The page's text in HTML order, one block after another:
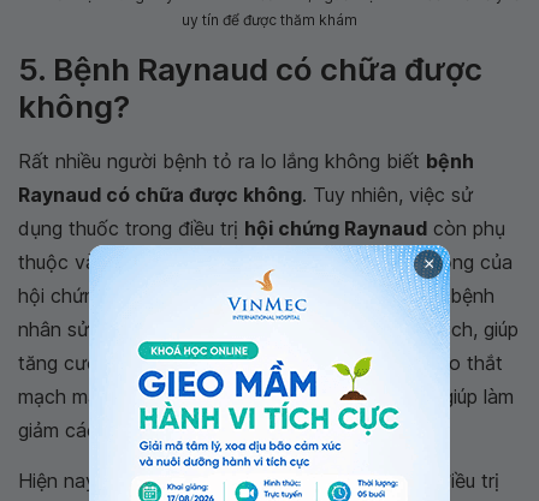
uy tín để được thăm khám
5. Bệnh Raynaud có chữa được
không?
Rất nhiều người bệnh tỏ ra lo lắng không biết bệnh
Raynaud có chữa được không. Tuy nhiên, việc sử
dụng thuốc trong điều trị hội chứng Raynaud còn phụ
thuộc vào thời gian, tần suất, mức độ nghiêm trọng của
hội chứng Raynaud. Bác sĩ thường chỉ định cho bệnh
nhân sử dụng các thuốc có tính chất co giãn mạch, giúp
tăng cường sự lưu thông máu và làm ngưng sự co thắt
mạch máu nhỏ ở ngoại biên của người bệnh để giúp làm
giảm các triệu chứng của Raynaud.
Hiện nay, có nhiều loại thuốc được sử dụng để điều trị
×